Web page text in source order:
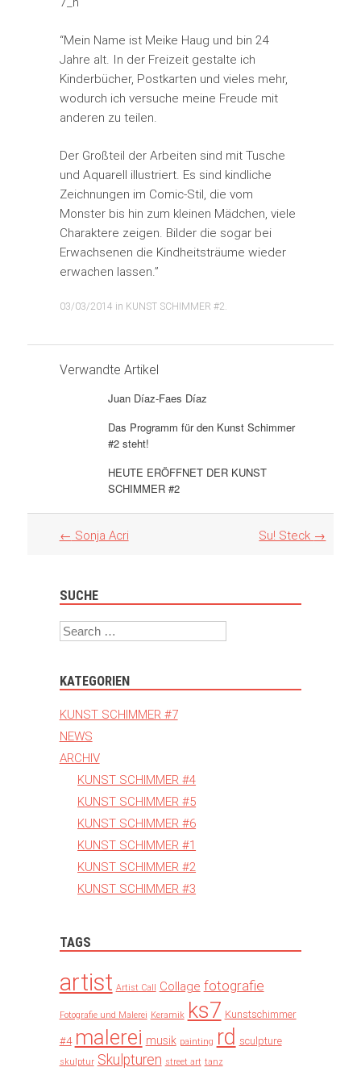
“Mein Name ist Meike Haug und bin 24
Jahre alt. In der Freizeit gestalte ich
Kinderbücher, Postkarten und vieles mehr,
wodurch ich versuche meine Freude mit
anderen zu teilen.
Der Großteil der Arbeiten sind mit Tusche
und Aquarell illustriert. Es sind kindliche
Zeichnungen im Comic-Stil, die vom
Monster bis hin zum kleinen Mädchen, viele
Charaktere zeigen. Bilder die sogar bei
Erwachsenen die Kindheitsträume wieder
erwachen lassen.”
03/03/2014 in KUNST SCHIMMER #2
Verwandte Artikel
Juan Díaz-Faes Díaz
Das Programm für den Kunst Schimmer
#2 steht!
HEUTE ERÖFFNET DER KUNST
SCHIMMER #2
Artikel
← Sonja Acri Su! Steck →
SUCHE
Search
KATEGORIEN
KUNST SCHIMMER #7
NEWS
ARCHIV
KUNST SCHIMMER #4
KUNST SCHIMMER #5
KUNST SCHIMMER #6
KUNST SCHIMMER #1
KUNST SCHIMMER #2
KUNST SCHIMMER #3
TAGS
artist Artist Call Collage fotografie
Fotografie und Malerei Keramik ks7 Kunstschimmer
#4 malerei musik painting rd sculpture
skulptur Skulpturen street art tanz